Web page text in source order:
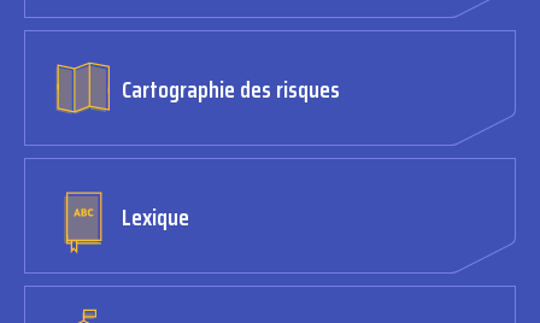
Cartographie des risques
Lexique